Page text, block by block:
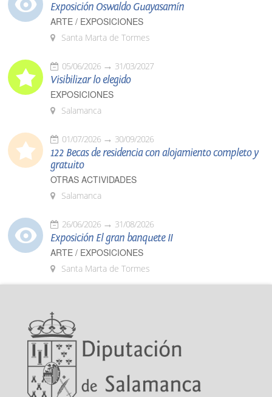
Exposición Oswaldo Guayasamín
ARTE / EXPOSICIONES
Santa Marta de Tormes
05/06/2026 31/03/2027
Visibilizar lo elegido
EXPOSICIONES
Salamanca
01/07/2026 30/09/2026
122 Becas de residencia con alojamiento completo y
gratuito
OTRAS ACTIVIDADES
Salamanca
26/06/2026 31/08/2026
Exposición El gran banquete II
ARTE / EXPOSICIONES
Santa Marta de Tormes